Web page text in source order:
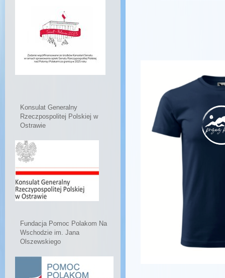
Konsulat Generalny
Rzeczpospolitej Polskiej w
Ostrawie
Fundacja Pomoc Polakom Na
Wschodzie im. Jana
Olszewskiego